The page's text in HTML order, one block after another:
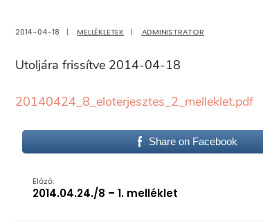
2014-04-18 | MELLÉKLETEK | ADMINISTRATOR
Utoljára frissítve 2014-04-18
20140424_8_eloterjesztes_2_melleklet.pdf
Share on Facebook
Előző:
2014.04.24./8 – 1. melléklet